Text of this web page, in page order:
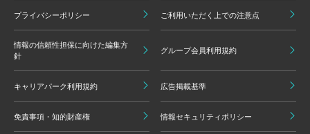
プライバシーポリシー ご利用いただく上での注意点
情報の信頼性担保に向けた編集方
針
グループ会員利用規約
キャリアパーク利用規約 広告掲載基準
免責事項・知的財産権 情報セキュリティポリシー